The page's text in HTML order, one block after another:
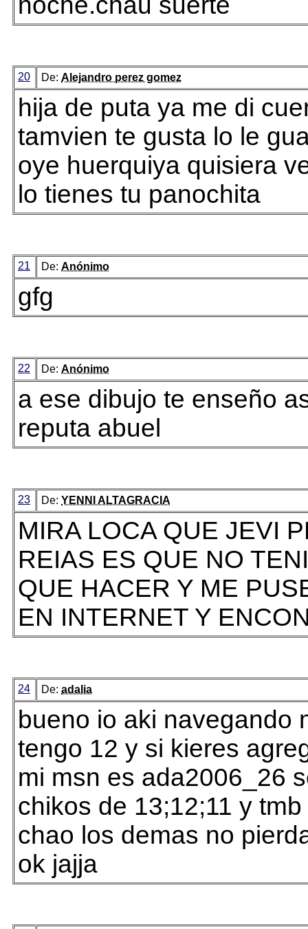
20 De: Alejandro perez gomez
hija de puta ya me di
tamvien te gusta lo le
oye huerquiya quisiera
lo tienes tu panochita
21 De: Anónimo
gfg
22 De: Anónimo
a ese dibujo te enseño
reputa abuel
23 De: YENNI ALTAGRACIA
MIRA LOCA QUE JEVI
REIAS ES QUE NO
QUE HACER Y ME
EN INTERNET Y
24 De: adalia
bueno io aki navegando
tengo 12 y si kieres
mi msn es ada2006_26
chikos de 13;12;11 y
chao los demas no
ok jajja